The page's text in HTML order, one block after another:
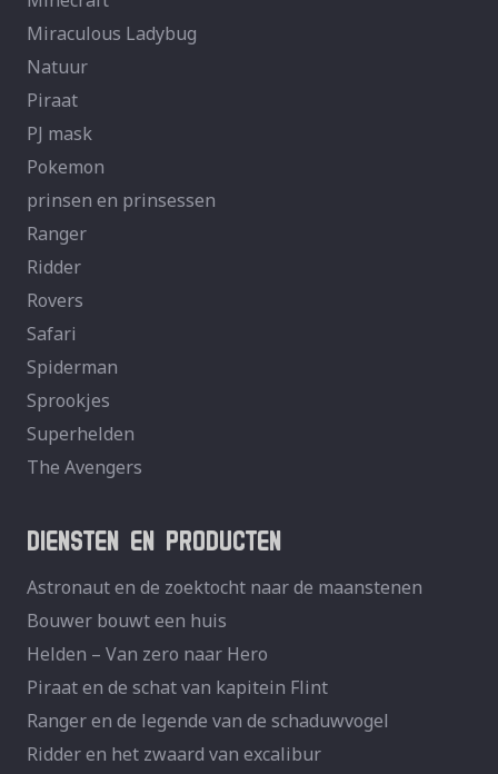
Miraculous Ladybug
Natuur
Piraat
PJ mask
Pokemon
prinsen en prinsessen
Ranger
Ridder
Rovers
Safari
Spiderman
Sprookjes
Superhelden
The Avengers
DIENSTEN EN PRODUCTEN
Astronaut en de zoektocht naar de maanstenen
Bouwer bouwt een huis
Helden – Van zero naar Hero
Piraat en de schat van kapitein Flint
Ranger en de legende van de schaduwvogel
Ridder en het zwaard van excalibur